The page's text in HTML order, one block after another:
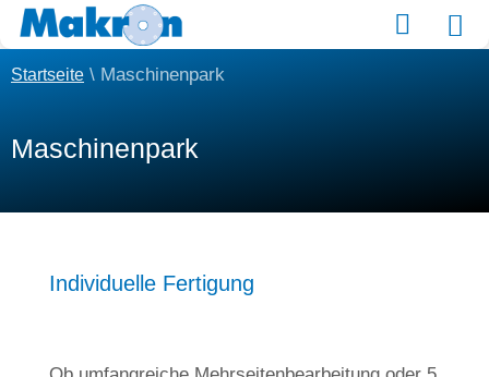
Startseite \ Maschinenpark
Maschinenpark
Individuelle Fertigung